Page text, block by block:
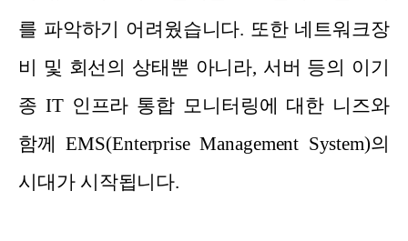
를 파악하기 어려웠습니다. 또한 네트워크장
비 및 회선의 상태뿐 아니라, 서버 등의 이기
종 IT 인프라 통합 모니터링에 대한 니즈와
함께 EMS(Enterprise Management System)의
시대가 시작됩니다.